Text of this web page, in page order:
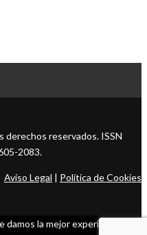
reservados. ISSN
2083.
Aviso Legal | Política de Cookies
la mejor experiencia en